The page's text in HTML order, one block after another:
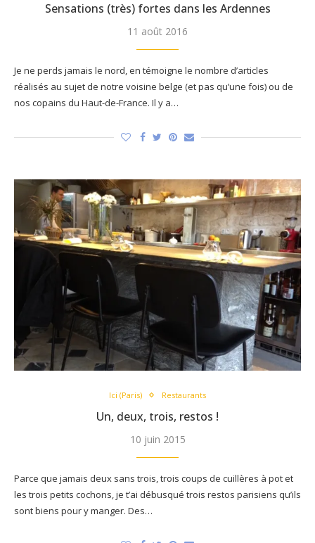
Sensations (très) fortes dans les Ardennes
11 août 2016
Je ne perds jamais le nord, en témoigne le nombre d’articles
réalisés au sujet de notre voisine belge (et pas qu’une fois) ou de
nos copains du Haut-de-France. Il y a…
Ici (Paris) Restaurants
Un, deux, trois, restos !
10 juin 2015
Parce que jamais deux sans trois, trois coups de cuillères à pot et
les trois petits cochons, je t’ai débusqué trois restos parisiens qu’ils
sont biens pour y manger. Des…